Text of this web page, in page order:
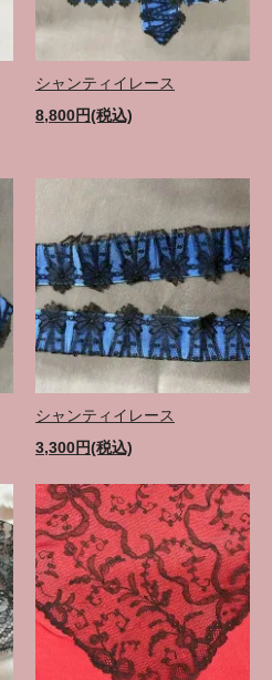
シャンティイレース
8,800円(税込)
シャンティイレース
3,300円(税込)